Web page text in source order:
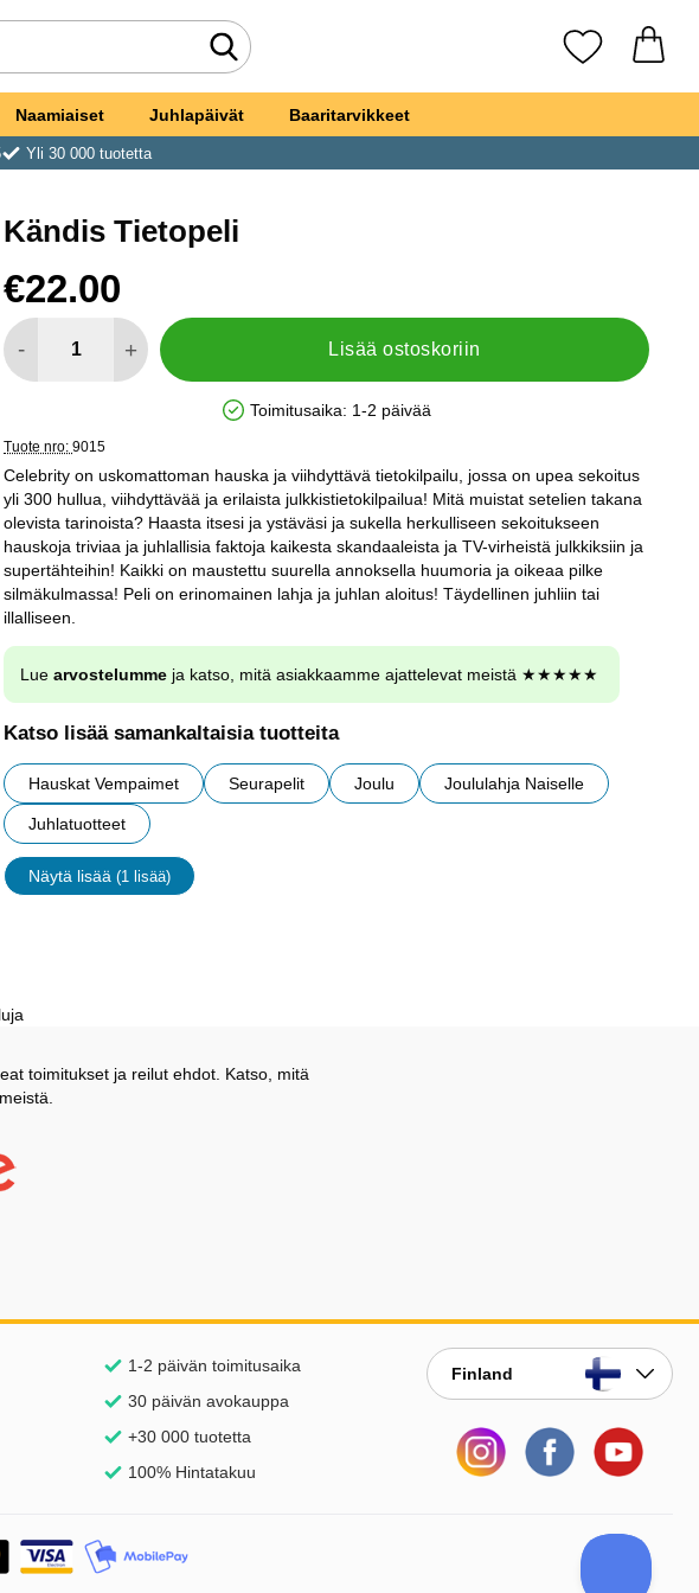
Tee haku Suosikkini
Naamiaiset Juhlapäivät Baaritarvikkeet
Yli 30 000 tuotetta
suosikiksi
Kändis Tietopeli
hinta
€22.00
- + Lisää ostoskoriin
Saatavuus: Varastossa
Toimitusaika: 1-2 päivää
Tuote nro: 9015
Celebrity on uskomattoman hauska ja viihdyttävä tietokilpailu, jossa on upea sekoitus
yli 300 hullua, viihdyttävää ja erilaista julkkistietokilpailua! Mitä muistat setelien takana
olevista tarinoista? Haasta itsesi ja ystäväsi ja sukella herkulliseen sekoitukseen
hauskoja triviaa ja juhlallisia faktoja kaikesta skandaaleista ja TV-virheistä julkkiksiin ja
supertähteihin! Kaikki on maustettu suurella annoksella huumoria ja oikeaa pilke
silmäkulmassa! Peli on erinomainen lahja ja juhlan aloitus! Täydellinen juhliin tai
illalliseen.
Lue arvostelumme ja katso, mitä asiakkaamme ajattelevat meistä ★★★★★
Katso lisää samankaltaisia tuotteita
Hauskat Vempaimet Seurapelit Joulu Joululahja Naiselle
Juhlatuotteet
Näytä lisää (1 lisää)
ominaisuudet
toimitukset ja reilut ehdot. Katso, mitä
4.7 Tähdet
1-2 päivän toimitusaika
30 päivän avokauppa
+30 000 tuotetta
100% Hintatakuu
Finland